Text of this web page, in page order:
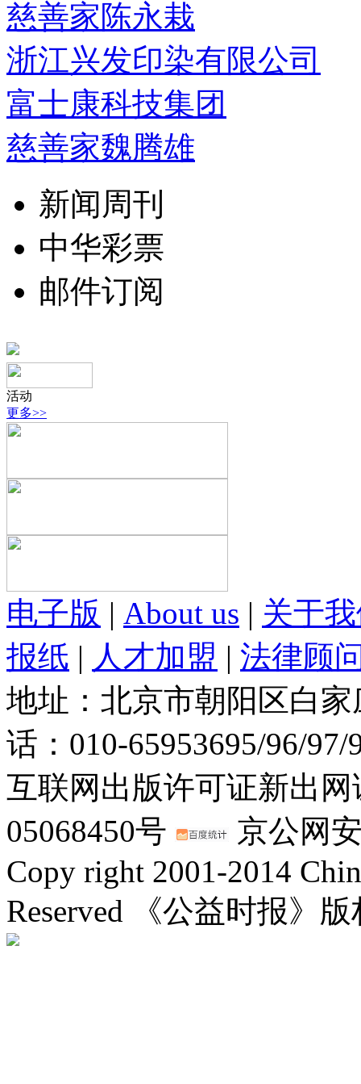
慈善家陈永栽
浙江兴发印染有限公司
富士康科技集团
慈善家魏腾雄
新闻周刊
中华彩票
邮件订阅
活动
更多>>
电子版 | About us | 关于
报纸 | 人才加盟 | 法律顾
地址：北京市朝阳区白
话：010-65953695/96/
互联网出版许可证新出
05068450号
京公网
Copy right 2001-2014
Reserved 《公益时报》